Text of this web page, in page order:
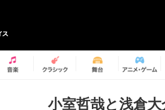
小室哲哉と浅倉